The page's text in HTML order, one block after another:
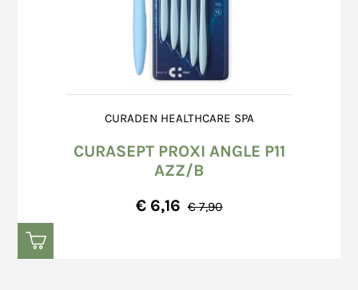
CURADEN HEALTHCARE SPA
CURASEPT PROXI ANGLE P11
AZZ/B
€ 6,16 € 7,90